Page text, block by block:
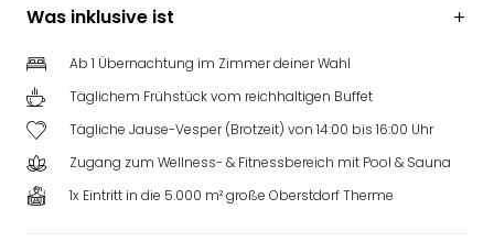
Was inklusive ist
Ab 1 Übernachtung im Zimmer deiner Wahl
Täglichem Frühstück vom reichhaltigen Buffet
Tägliche Jause-Vesper (Brotzeit) von 14:00 bis 16:00 Uhr
Zugang zum Wellness- & Fitnessbereich mit Pool & Sauna
1x Eintritt in die 5.000 m² große Oberstdorf Therme